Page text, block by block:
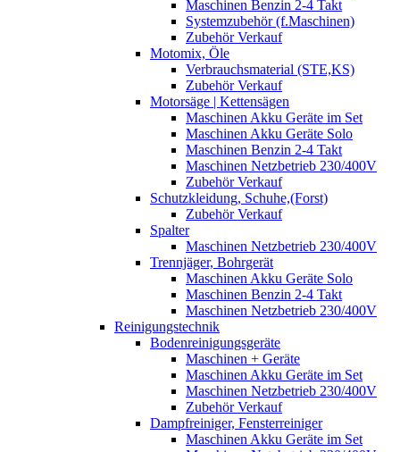
Maschinen Benzin 2-4 Takt
Systemzubehör (f.Maschinen)
Zubehör Verkauf
Motomix, Öle
Verbrauchsmaterial (STE,KS)
Zubehör Verkauf
Motorsäge | Kettensägen
Maschinen Akku Geräte im Set
Maschinen Akku Geräte Solo
Maschinen Benzin 2-4 Takt
Maschinen Netzbetrieb 230/400V
Zubehör Verkauf
Schutzkleidung, Schuhe,(Forst)
Zubehör Verkauf
Spalter
Maschinen Netzbetrieb 230/400V
Trennjäger, Bohrgerät
Maschinen Akku Geräte Solo
Maschinen Benzin 2-4 Takt
Maschinen Netzbetrieb 230/400V
Reinigungstechnik
Bodenreinigungsgeräte
Maschinen + Geräte
Maschinen Akku Geräte im Set
Maschinen Netzbetrieb 230/400V
Zubehör Verkauf
Dampfreiniger, Fensterreiniger
Maschinen Akku Geräte im Set